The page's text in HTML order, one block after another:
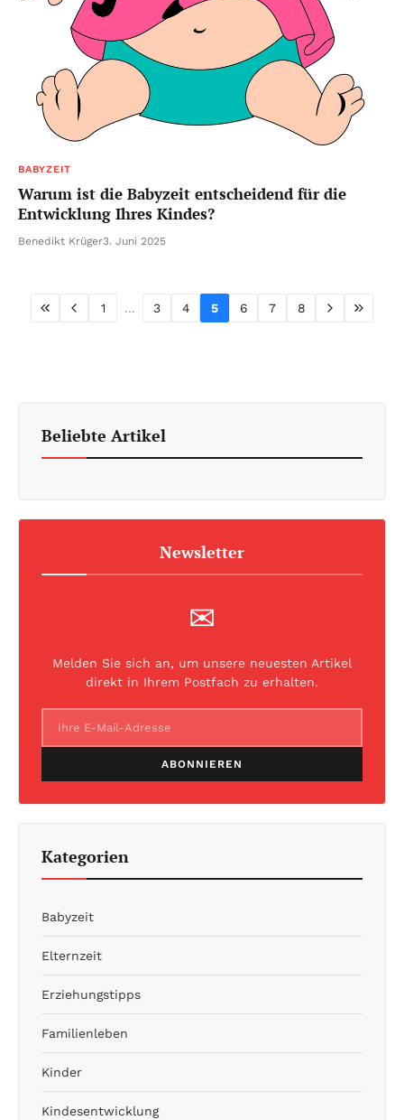
BABYZEIT
Warum ist die Babyzeit entscheidend für die
Entwicklung Ihres Kindes?
Benedikt Krüger3. Juni 2025
1 ... 3 4 5 6 7 8
Beliebte Artikel
Newsletter
✉
Melden Sie sich an, um unsere neuesten Artikel
direkt in Ihrem Postfach zu erhalten.
ABONNIEREN
Kategorien
Babyzeit
Elternzeit
Erziehungstipps
Familienleben
Kinder
Kindesentwicklung